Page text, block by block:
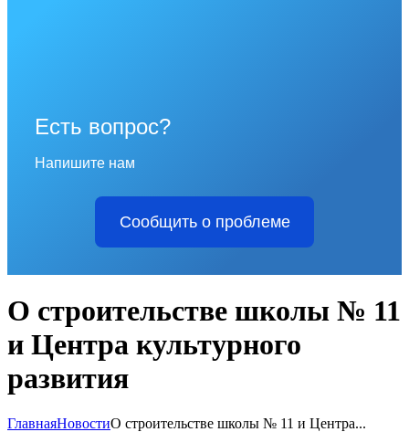
Есть вопрос?
Напишите нам
Сообщить о проблеме
О строительстве школы № 11
и Центра культурного
развития
ГлавнаяНовостиО строительстве школы № 11 и Центра...